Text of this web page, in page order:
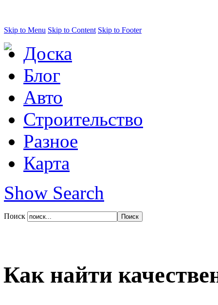
Skip to Menu Skip to Content Skip to Footer
Доска
Блог
Авто
Строительство
Разное
Карта
Show Search
Поиск
Как найти